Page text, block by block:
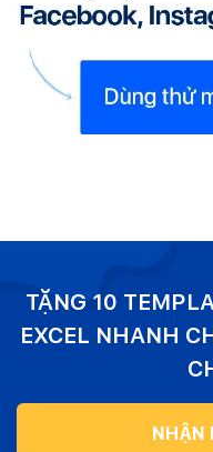
TẶNG 10
EXCEL NHANH
NHẬN